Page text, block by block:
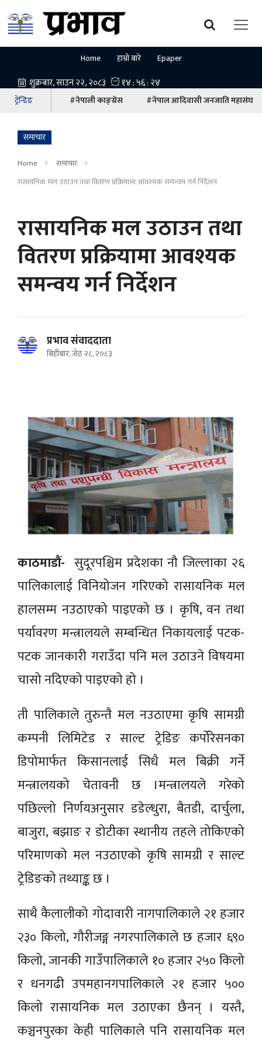
Home हाम्रो बारे Epaper
ट्रेन्डिङ #नेपाली काङ्ग्रेस #नेपाल आदिवासी जनजाति महासंघ
समाचार
Home
समाचार
रासायनिक मल उठाउन तथा वितरण प्रक्रियामा आवश्यक समन्वय गर्न निर्देशन
रासायनिक मल उठाउन तथा
वितरण प्रक्रियामा आवश्यक
समन्वय गर्न निर्देशन
प्रभाव संवाददाता
बिहीबार, जेठ २८, २०८३
काठमाडौं- सुदूरपश्चिम प्रदेशका नौ जिल्लाका २६
पालिकालाई विनियोजन गरिएको रासायनिक मल
हालसम्म नउठाएको पाइएको छ । कृषि, वन तथा
पर्यावरण मन्त्रालयले सम्बन्धित निकायलाई पटक-
पटक जानकारी गराउँदा पनि मल उठाउने विषयमा
चासो नदिएको पाइएको हो ।
ती पालिकाले तुरुन्तै मल नउठाएमा कृषि सामग्री
कम्पनी लिमिटेड र साल्ट ट्रेडिङ कर्पोरेसनका
डिपोमार्फत किसानलाई सिधै मल बिक्री गर्ने
मन्त्रालयको चेतावनी छ ।मन्त्रालयले गरेको
पछिल्लो निर्णयअनुसार डडेल्धुरा, बैतडी, दार्चुला,
बाजुरा, बझाङ र डोटीका स्थानीय तहले तोकिएको
परिमाणको मल नउठाएको कृषि सामग्री र साल्ट
ट्रेडिङको तथ्याङ्क छ ।
साथै कैलालीको गोदावारी नागपालिकाले २१ हजार
२३० किलो, गौरीजङ्ग नगरपालिकाले छ हजार ६९०
किलो, जानकी गाउँपालिकाले १० हजार २५० किलो
र धनगढी उपमहानगपालिकाले २१ हजार ५००
किलो रासायनिक मल उठाएका छैनन् । यस्तै,
कञ्चनपुरका केही पालिकाले पनि रासायनिक मल